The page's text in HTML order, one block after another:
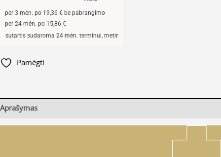
per 3 mėn. po 19,36 € be pabrangimo
per 24 mėn. po 15,86 €
sudaroma 24 mėn. terminui, metinė palūkanų norma –
Pamėgti
Aprašymas